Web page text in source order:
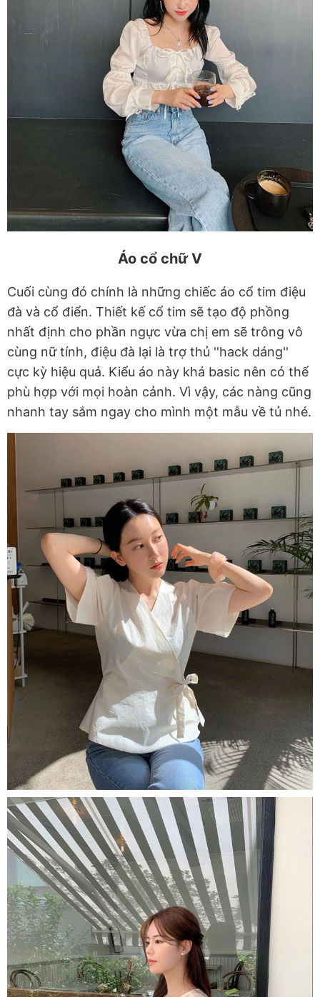
Áo cổ chữ V
Cuối cùng đó chính là những chiếc áo cổ tim điệu
đà và cổ điển. Thiết kế cổ tim sẽ tạo độ phồng
nhất định cho phần ngực vừa chị em sẽ trông vô
cùng nữ tính, điệu đà lại là trợ thủ ''hack dáng''
cực kỳ hiệu quả. Kiểu áo này khá basic nên có thể
phù hợp với mọi hoàn cảnh. Vì vậy, các nàng cũng
nhanh tay sắm ngay cho mình một mẫu về tủ nhé.